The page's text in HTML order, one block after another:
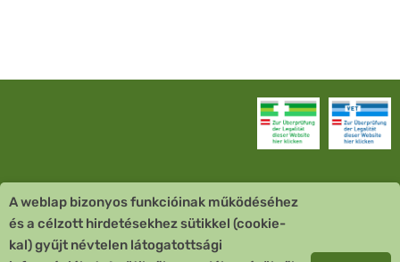
Vevőszolgálat
Quick Links
A weblap bizonyos funkcióinak működéséhez
és a célzott hirdetésekhez sütikkel (cookie-
kal) gyűjt névtelen látogatottsági